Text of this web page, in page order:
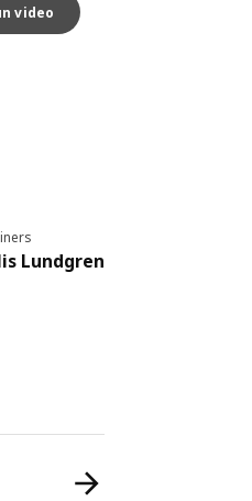
video
Lundgren